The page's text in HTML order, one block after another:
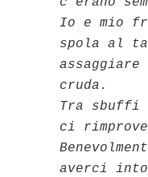
Io e mio
spola al
cruda.
Tra sbuffi
ci
averci